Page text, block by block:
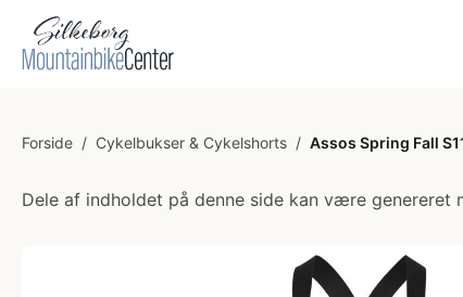
Forside / Cykelbukser & Cykelshorts / Assos Spring Fall
Dele af indholdet på denne side kan være genereret